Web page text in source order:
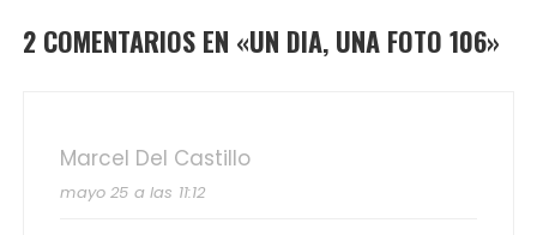
2 COMENTARIOS EN «UN DIA, UNA FOTO 106»
Marcel Del Castillo
mayo 25 a las 11:12